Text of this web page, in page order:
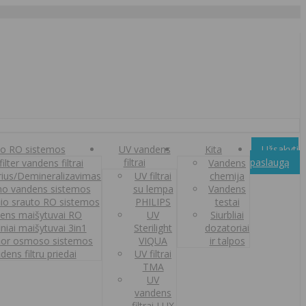
RO sistemos
vandens filtrai
Demineralizavimas
vandens sistemos
srauto RO sistemos
maišytuvai RO
maišytuvai 3in1
osmoso sistemos
filtru priedai
UV vandens
filtrai
UV filtrai
su lempa
PHILIPS
UV
Sterilight
VIQUA
UV filtrai
TMA
UV
vandens
Kita
Vandens
chemija
Vandens
testai
Siurbliai
dozatoriai
ir talpos
Užsakyti
paslaugą